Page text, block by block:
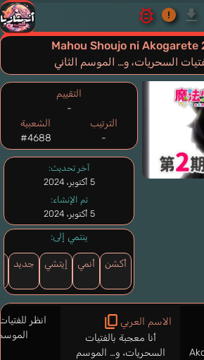
Mahou Shoujo ni Akogarete
السحريات، و… الموسم الثاني
آخر تحديث:
5 أكتوبر، 2024
تم الإنشاء:
5 أكتوبر، 2024
ينتمي إلى:
أكشن أنمي إيتشي
جديد
الاسم العربي
أنا معجبة بالفتيات
السحريات، و… الموسم
انظر
التقييم
-
الترتيب
-
الشعبية
#4688